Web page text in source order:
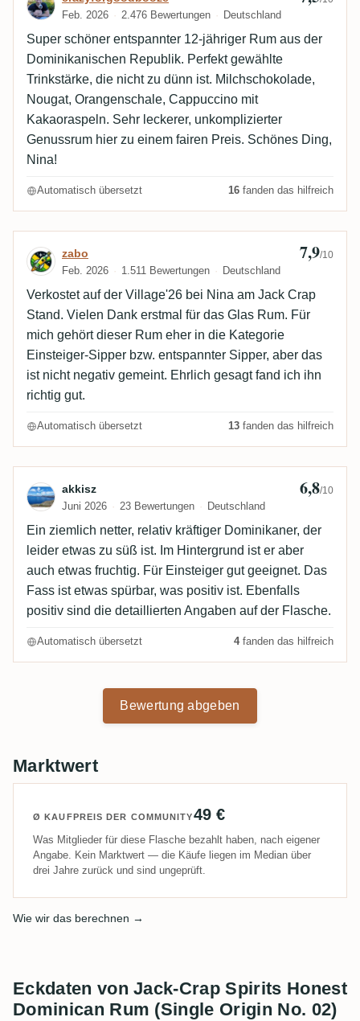
Feb. 2026 2.476 Bewertungen Deutschland
Super schöner entspannter 12-jähriger Rum aus der
Dominikanischen Republik. Perfekt gewählte
Trinkstärke, die nicht zu dünn ist. Milchschokolade,
Nougat, Orangenschale, Cappuccino mit
Kakaoraspeln. Sehr leckerer, unkomplizierter
Genussrum hier zu einem fairen Preis. Schönes Ding,
Nina!
Automatisch übersetzt 16 fanden das hilfreich
Bewertung von zabo
zabo
Feb. 2026 1.511 Bewertungen Deutschland
7,9/10
Verkostet auf der Village'26 bei Nina am Jack Crap
Stand. Vielen Dank erstmal für das Glas Rum. Für
mich gehört dieser Rum eher in die Kategorie
Einsteiger-Sipper bzw. entspannter Sipper, aber das
ist nicht negativ gemeint. Ehrlich gesagt fand ich ihn
richtig gut.
Automatisch übersetzt 13 fanden das hilfreich
Bewertung von akkisz
akkisz
Juni 2026 23 Bewertungen Deutschland
6,8/10
Ein ziemlich netter, relativ kräftiger Dominikaner, der
leider etwas zu süß ist. Im Hintergrund ist er aber
auch etwas fruchtig. Für Einsteiger gut geeignet. Das
Fass ist etwas spürbar, was positiv ist. Ebenfalls
positiv sind die detaillierten Angaben auf der Flasche.
Automatisch übersetzt 4fanden das hilfreich
Bewertung abgeben
Marktwert
Ø KAUFPREIS DER COMMUNITY49 €
Was Mitglieder für diese Flasche bezahlt haben, nach eigener
Angabe. Kein Marktwert — die Käufe liegen im Median über
drei Jahre zurück und sind ungeprüft.
Wie wir das berechnen →
Eckdaten von Jack-Crap Spirits Honest
Dominican Rum (Single Origin No. 02)